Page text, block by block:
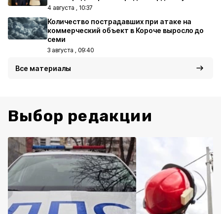
4 августа , 10:37
Количество пострадавших при атаке на
коммерческий объект в Короче выросло до
семи
3 августа , 09:40
Все материалы
Выбор редакции